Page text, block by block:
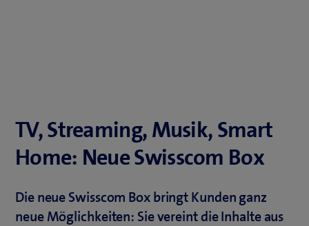
TV, Streaming, Musik, Smart
Home: Neue Swisscom Box
Die neue Swisscom Box bringt Kunden ganz
neue Möglichkeiten: Sie vereint die Inhalte aus